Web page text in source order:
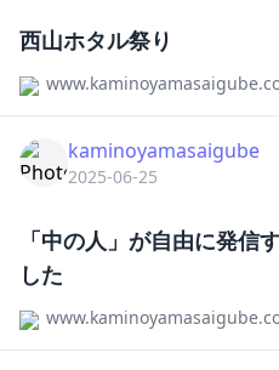
西山ホタル祭り
kaminoyamasaigube
2025-06-25
「中の人」が自由に発信
した